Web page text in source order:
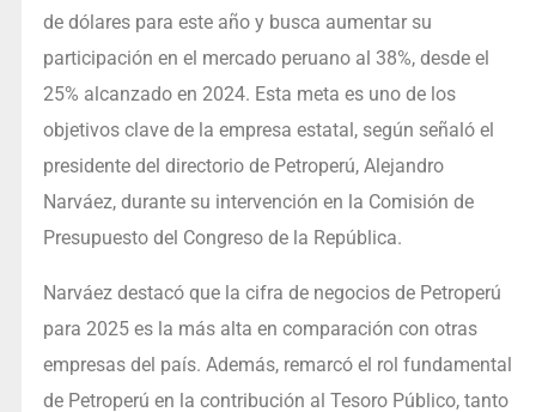
de dólares para este año y busca aumentar su
participación en el mercado peruano al 38%, desde el
25% alcanzado en 2024. Esta meta es uno de los
objetivos clave de la empresa estatal, según señaló el
presidente del directorio de Petroperú, Alejandro
Narváez, durante su intervención en la Comisión de
Presupuesto del Congreso de la República.
Narváez destacó que la cifra de negocios de Petroperú
para 2025 es la más alta en comparación con otras
empresas del país. Además, remarcó el rol fundamental
de Petroperú en la contribución al Tesoro Público, tanto